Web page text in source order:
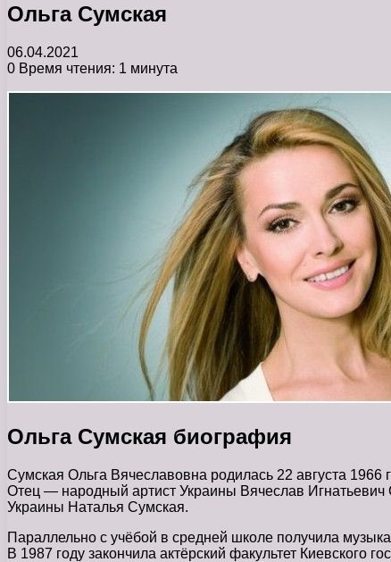
Ольга Сумская
06.04.2021
0 Время чтения: 1 минута
Ольга Сумская биография
Сумская Ольга Вячеславовна родилась 22 августа 1966
Отец — народный артист Украины Вячеслав
Украины Наталья Сумская.
Параллельно с учёбой в средней школе получила
В 1987 году закончила актёрский факультет Киевского